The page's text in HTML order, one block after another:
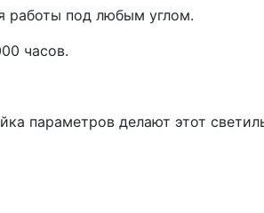
работы под любым углом.
часов.
параметров делают этот